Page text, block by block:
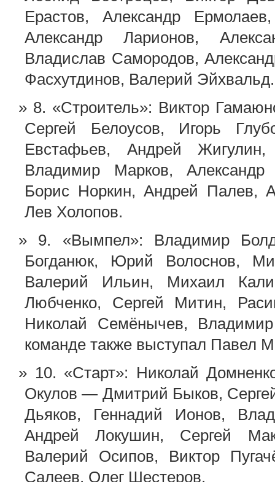
Ерастов, Александр
Александр Ларионов,
Владислав Самородов,
Фасхутдинов, Валерий Эйхвальд.
8. «Строитель»: Виктор
Сергей Белоусов, Игорь
Евстафьев, Андрей
Владимир Марков,
Борис Норкин, Андрей Палев,
Лев Холопов.
9. «Вымпел»: Владимир
Богданюк, Юрий Волоснов,
Валерий Ильин, Михаил
Любченко, Сергей Митин,
Николай Семёнычев,
команде также выступал Павел
10. «Старт»: Николай
Окулов — Дмитрий Быков,
Дьяков, Геннадий Ионов,
Андрей Локушин, Сергей
Валерий Осипов, Виктор
Салеев, Олег Шестеров.